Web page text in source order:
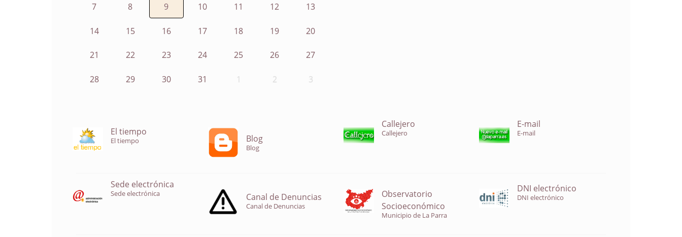
7 8 9 10 11 12 13
14 15 16 17 18 19 20
21 22 23 24 25 26 27
28 29 30 31 1 2 3
El tiempo
El tiempo Blog
Blog
Callejero
Callejero
E-mail
E-mail
Sede electrónica
Sede electrónica Canal de Denuncias
Canal de Denuncias
Observatorio
Socioeconómico
Municipio de La Parra
DNI electrónico
DNI electrónico